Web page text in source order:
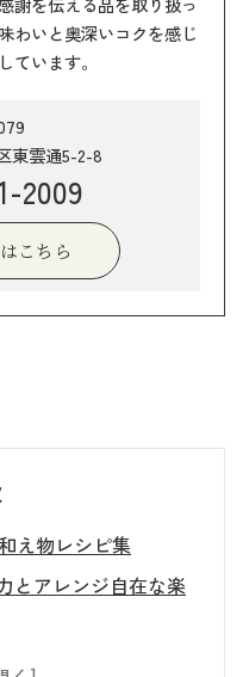
わいと奥深いコクを感じ
ています。
東雲通5-2-8
2009
こちら
え物レシピ集
とアレンジ自在な楽
彩るかまぼこ和え物